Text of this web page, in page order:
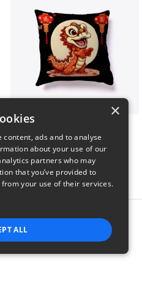
this product
×
ads and to analyse
about your use of our
partners who may
that you’ve provided to
your use of their services.
ALL
PERFORMANCE